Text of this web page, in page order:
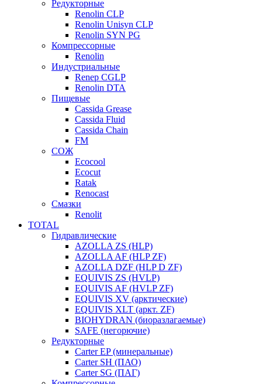
Редукторные
Renolin CLP
Renolin Unisyn CLP
Renolin SYN PG
Компрессорные
Renolin
Индустриальные
Renep CGLP
Renolin DTA
Пищевые
Cassida Grease
Cassida Fluid
Cassida Chain
FM
СОЖ
Ecocool
Ecocut
Ratak
Renocast
Смазки
Renolit
TOTAL
Гидравлические
AZOLLA ZS (HLP)
AZOLLA AF (HLP ZF)
AZOLLA DZF (HLP D ZF)
EQUIVIS ZS (HVLP)
EQUIVIS AF (HVLP ZF)
EQUIVIS XV (арктические)
EQUIVIS XLT (аркт. ZF)
BIOHYDRAN (биоразлагаемые)
SAFE (негорючие)
Редукторные
Carter EP (минеральные)
Carter SH (ПАО)
Carter SG (ПАГ)